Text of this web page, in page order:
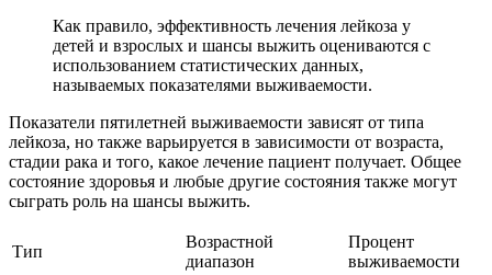
Как правило, эффективность лечения лейкоза у
детей и взрослых и шансы выжить оцениваются с
использованием статистических данных,
называемых показателями выживаемости.
Показатели пятилетней выживаемости зависят от типа
лейкоза, но также варьируется в зависимости от возраста,
стадии рака и того, какое лечение пациент получает. Общее
состояние здоровья и любые другие состояния также могут
сыграть роль на шансы выжить.
Тип
Возрастной
диапазон
Процент
выживаемости